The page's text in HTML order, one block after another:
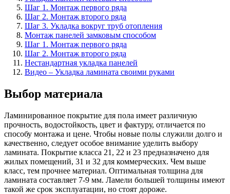
Шаг 1. Монтаж первого ряда
Шаг 2. Монтаж второго ряда
Шаг 3. Укладка вокруг труб отопления
Монтаж панелей замковым способом
Шаг 1. Монтаж первого ряда
Шаг 2. Монтаж второго ряда
Нестандартная укладка панелей
Видео – Укладка ламината своими руками
Выбор материала
Ламинированное покрытие для пола имеет различную
прочность, водостойкость, цвет и фактуру, отличается по
способу монтажа и цене. Чтобы новые полы служили долго и
качественно, следует особое внимание уделить выбору
ламината. Покрытие класса 21, 22 и 23 предназначено для
жилых помещений, 31 и 32 для коммерческих. Чем выше
класс, тем прочнее материал. Оптимальная толщина для
ламината составляет 7-9 мм. Ламели большей толщины имеют
такой же срок эксплуатации, но стоят дороже.